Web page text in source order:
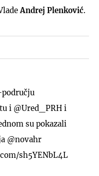
Andrej Plenković.
i @Ured_PRH i
su pokazali
@novahr
sh5YENbL4L